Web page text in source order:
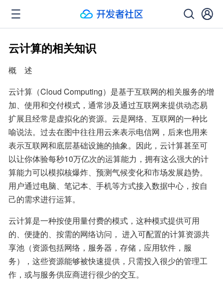
云计算的相关知识
概    述
云计算（Cloud Computing）是基于互联网的相关服务的增
加、使用和交付模式，通常涉及通过互联网来提供动态易
扩展且经常是虚拟化的资源。云是网络、互联网的一种比
喻说法。过去在图中往往用云来表示电信网，后来也用来
表示互联网和底层基础设施的抽象。因此，云计算甚至可
以让你体验每秒10万亿次的运算能力，拥有这么强大的计
算能力可以模拟核爆炸、预测气候变化和市场发展趋势。
用户通过电脑、笔记本、手机等方式接入数据中心，按自
己的需求进行运算。
云计算是一种按使用量付费的模式，这种模式提供可用
的、便捷的、按需的网络访问， 进入可配置的计算资源共
享池（资源包括网络，服务器，存储，应用软件，服
务），这些资源能够被快速提供，只需投入很少的管理工
作，或与服务供应商进行很少的交互。